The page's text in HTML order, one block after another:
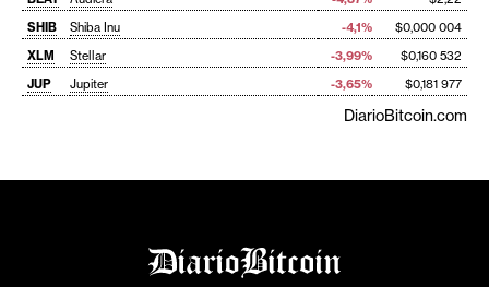
SHIB
Shiba Inu -4,1%
$0,000 004
XLM
Stellar -3,99%
$0,160 532
JUP
Jupiter -3,65% $0,181 977
DiarioBitcoin.com